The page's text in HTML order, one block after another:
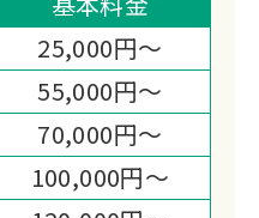
特殊清掃、リフォ
サポートまで──
には、その方の人
められています。
業を“業務”とし
思い出を守り、未
25,000円～
55,000円～
70,000円～
100,000円～